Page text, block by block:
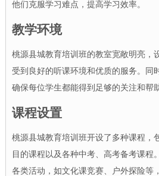
他们克服学习难点，提高学习效率。
教学环境
桃源县城教育培训班的教室宽敞明亮，
受到良好的听课环境和优质的服务。同
确保每位学生都能得到足够的关注和帮
课程设置
桃源县城教育培训班开设了多种课程，
目的课程以及各种中考、高考备考课程
各类活动，如文化课竞赛、户外探险等